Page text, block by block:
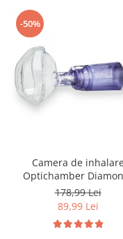
-50%
Camera de
Optichamber
Philips Respironics,
ani - adulti
178,99 Lei
89,99 Lei